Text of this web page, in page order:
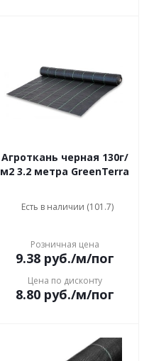
Агроткань черная 130г/
м2 3.2 метра GreenTerra
Есть в наличии (101.7)
Розничная цена
9.38руб./м/пог
Цена по дисконту
8.80руб./м/пог